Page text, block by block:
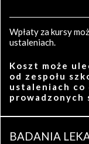
Wpłaty za kursy
ustaleniach.
Koszt może
od zespołu
ustaleniach
prowadzonych
BADANIA